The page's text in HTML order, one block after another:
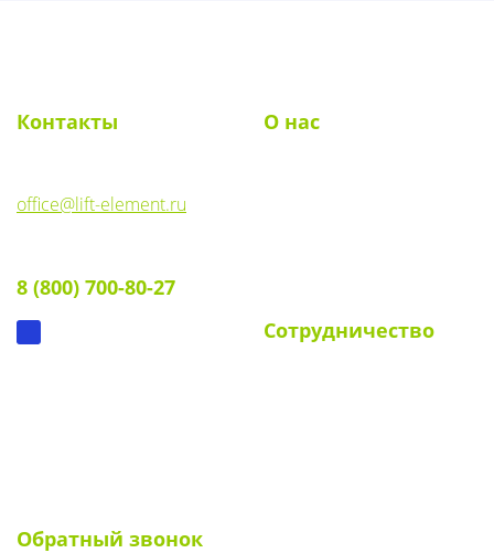
Контакты
office@lift-element.ru
8 (800) 700-80-27
О нас
Сотрудничество
Обратный звонок